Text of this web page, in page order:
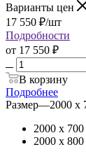
Варианты цен
17 550 ₽/шт
Подробности
от 17 550 ₽
В корзину
Подробнее
Размер—2000 х
2000 х 700
2000 х 800